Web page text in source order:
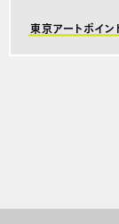
東京アートポイン